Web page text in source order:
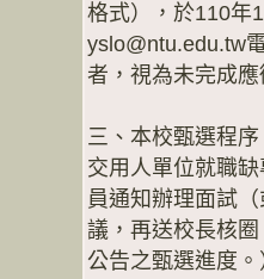
格式），於110年
yslo@ntu.edu.tw
者，視為未完成
三、本校甄選程
交用人單位就職
員通知辦理面試
議，再送校長核
公告之甄選進度。